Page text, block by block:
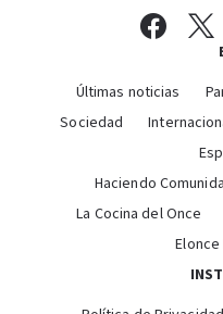
Últimas noticias
Sociedad
Haciendo
La Cocina del Once